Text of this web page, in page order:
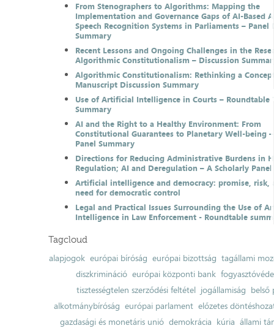
From Stenographers to Algorithms: Mapping the
Implementation and Governance Gaps of AI-Based
Speech Recognition Systems in Parliaments – Panel
Summary
Recent Lessons and Ongoing Challenges in the
Algorithmic Constitutionalism – Discussion
Algorithmic Constitutionalism: Rethinking a
Manuscript Discussion Summary
Use of Artificial Intelligence in Courts – Roundtable
Summary
AI and the Right to a Healthy Environment: From
Constitutional Guarantees to Planetary Well-being
Panel Summary
Directions for Reducing Administrative Burdens in
Regulation; AI and Deregulation – A Scholarly
Artificial intelligence and democracy: promise, risk,
need for democratic control
Legal and Practical Issues Surrounding the Use of
Intelligence in Law Enforcement - Roundtable
Tagcloud
alapjogok európai bíróság európai bizottság tagállami
diszkrimináció európai központi bank
tisztességtelen szerződési feltétel jogállamiság belső
alkotmánybíróság európai parlament előzetes
gazdasági és monetáris unió demokrácia kúria állami